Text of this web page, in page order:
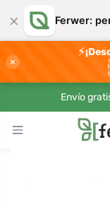
× Ferwer:
×
⚡
Envío